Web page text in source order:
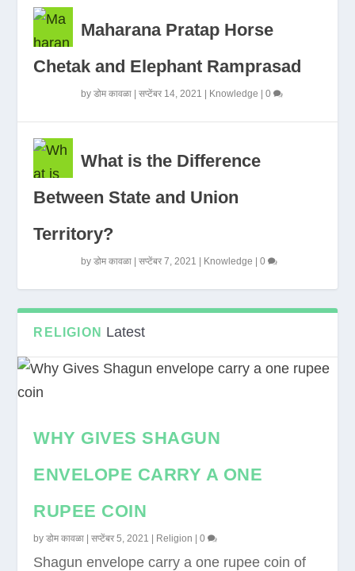
Maharana Pratap Horse
Chetak and Elephant Ramprasad
byडोम कावळा |सप्टेंबर 14, 2021 Knowledge |0
What is the Difference
Between State and Union
Territory?
byडोम कावळा |सप्टेंबर 7, 2021 Knowledge |0
RELIGION Latest
WHY GIVES SHAGUN
ENVELOPE CARRY A ONE
RUPEE COIN
byडोम कावळा |सप्टेंबर 5, 2021 Religion |0
Shagun envelope carry a one rupee coin of